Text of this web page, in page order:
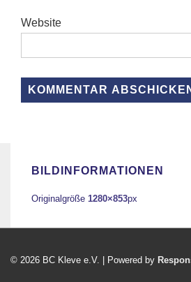
Website
BILDINFORMATIONEN
Originalgröße 1280×853px
© 2026 BC Kleve e.V. | Powered by